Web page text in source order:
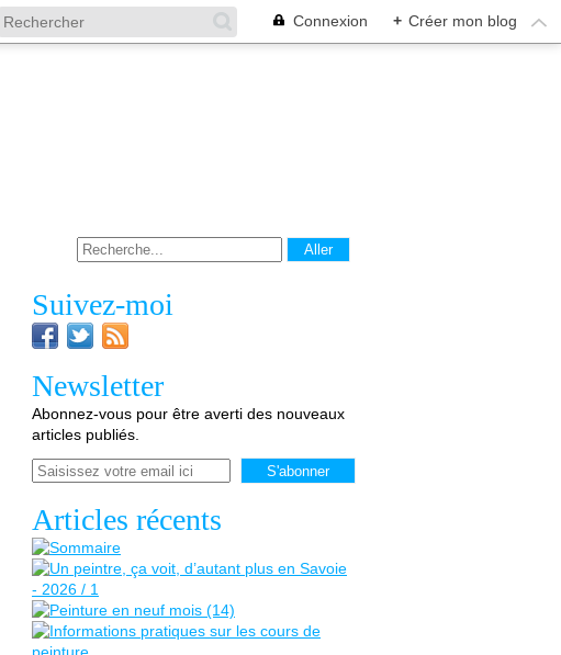
Connexion + Créer mon blog
Suivez-moi
Newsletter
Abonnez-vous pour être averti des nouveaux
articles publiés.
Email
Articles récents